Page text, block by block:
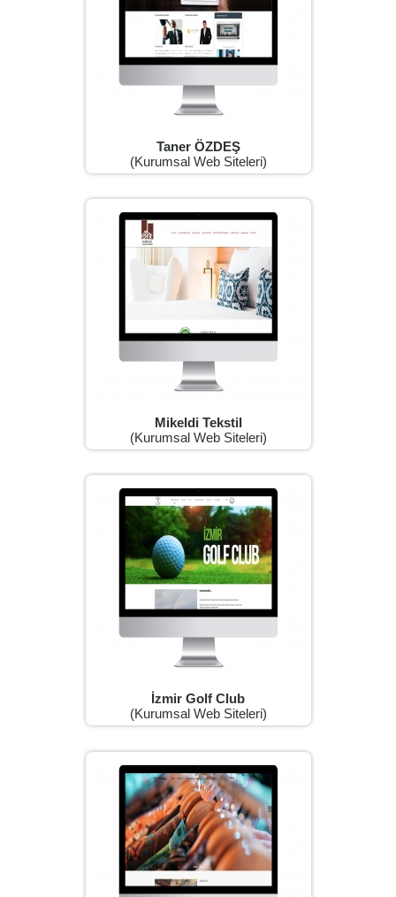
Taner ÖZDEŞ
(Kurumsal Web Siteleri)
Mikeldi Tekstil
(Kurumsal Web Siteleri)
İzmir Golf Club
(Kurumsal Web Siteleri)